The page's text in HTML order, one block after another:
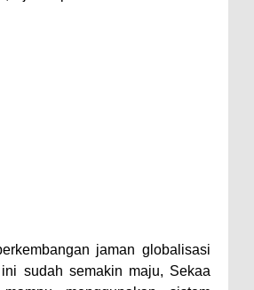
jaman globalisasi
sudah semakin maju, Sekaa